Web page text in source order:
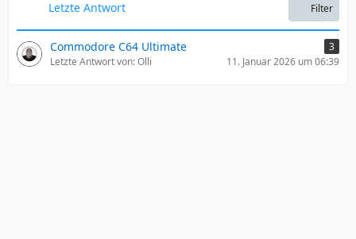
Letzte Antwort Filter
Commodore C64 Ultimate
3
Letzte Antwort von: Olli
11. Januar 2026 um 06:39